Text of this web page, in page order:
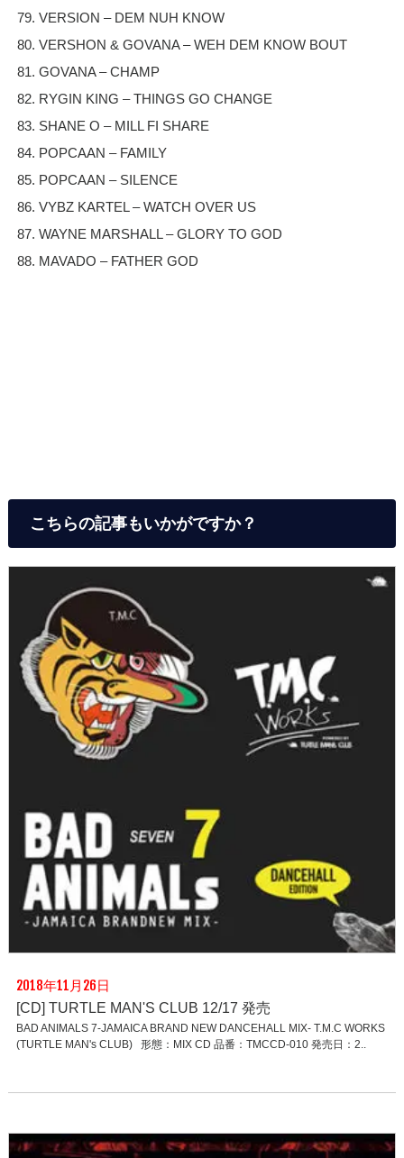
79. VERSION – DEM NUH KNOW
80. VERSHON & GOVANA – WEH DEM KNOW BOUT
81. GOVANA – CHAMP
82. RYGIN KING – THINGS GO CHANGE
83. SHANE O – MILL FI SHARE
84. POPCAAN – FAMILY
85. POPCAAN – SILENCE
86. VYBZ KARTEL – WATCH OVER US
87. WAYNE MARSHALL – GLORY TO GOD
88. MAVADO – FATHER GOD
こちらの記事もいかがですか？
2018年11月26日
[CD] TURTLE MAN'S CLUB 12/17 発売
BAD ANIMALS 7-JAMAICA BRAND NEW DANCEHALL MIX- T.M.C WORKS
(TURTLE MAN's CLUB) 形態：MIX CD 品番：TMCCD-010 発売日：2..